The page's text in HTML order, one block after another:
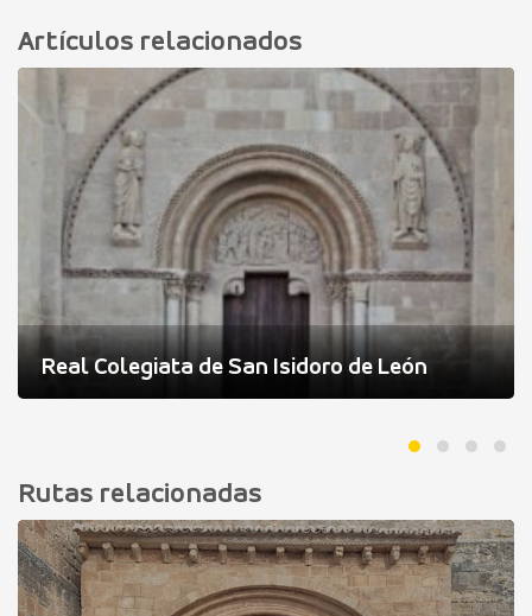
Artículos relacionados
Real Colegiata de San Isidoro de León
Rutas relacionadas